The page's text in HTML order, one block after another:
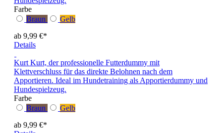
Farbe
Braun
Gelb
ab 9,99 €*
Details
Kurt Kurt, der professionelle Futterdummy mit
Klettverschluss für das direkte Belohnen nach dem
Apportieren. Ideal im Hundetraining als Apportierdummy und
Hundespielzeug.
Farbe
Braun
Gelb
ab 9,99 €*